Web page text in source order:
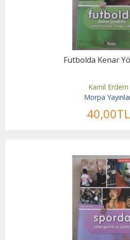
Futbolda Kenar
Kamil Erdem
Morpa
40,00TL